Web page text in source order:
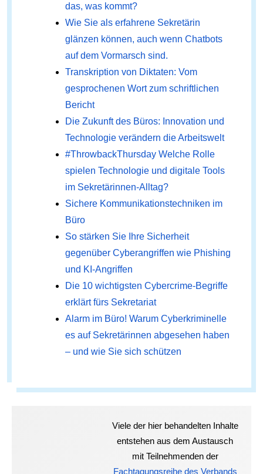
das, was kommt?
Wie Sie als erfahrene Sekretärin
glänzen können, auch wenn Chatbots
auf dem Vormarsch sind.
Transkription von Diktaten: Vom
gesprochenen Wort zum schriftlichen
Bericht
Die Zukunft des Büros: Innovation und
Technologie verändern die Arbeitswelt
#ThrowbackThursday Welche Rolle
spielen Technologie und digitale Tools
im Sekretärinnen-Alltag?
Sichere Kommunikationstechniken im
Büro
So stärken Sie Ihre Sicherheit
gegenüber Cyberangriffen wie Phishing
und KI-Angriffen
Die 10 wichtigsten Cybercrime-Begriffe
erklärt fürs Sekretariat
Alarm im Büro! Warum Cyberkriminelle
es auf Sekretärinnen abgesehen haben
– und wie Sie sich schützen
Viele der hier behandelten Inhalte
entstehen aus dem Austausch
mit Teilnehmenden der
Fachtagungsreihe des Verbands